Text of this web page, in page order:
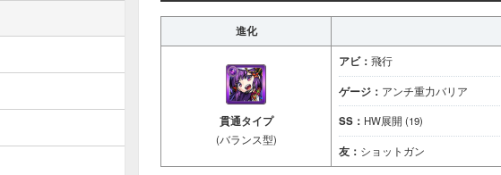
進化
貫通タイプ
(バランス型)
アビ： 飛行
ゲージ： アンチ重力バリア
SS： HW展開 (19)
友： ショットガン